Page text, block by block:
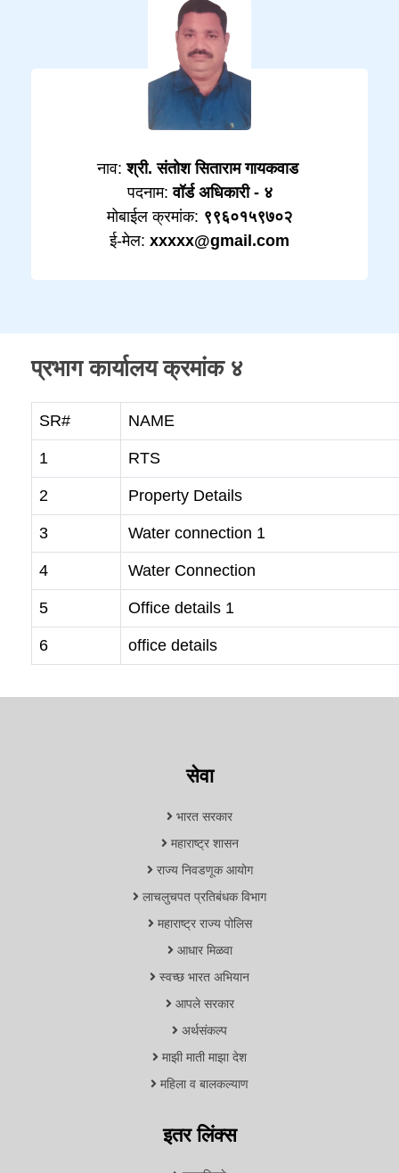
नाव:श्री. संतोश सिताराम गायकवाड
पदनाम:वॉर्ड अधिकारी - ४
मोबाईल क्रमांक: ९९६०१५९७०२
ई-मेल: xxxxx@gmail.com
प्रभाग कार्यालय क्रमांक ४
SR# NAME
1 RTS
2 Property Details
3 Water connection 1
4 Water Connection
5 Office details 1
6 office details
सेवा
भारत सरकार
महाराष्ट्र शासन
राज्य निवडणूक आयोग
लाचलुचपत प्रतिबंधक विभाग
महाराष्ट्र राज्य पोलिस
आधार मिळवा
स्वच्छ भारत अभियान
आपले सरकार
अर्थसंकल्प
माझी माती माझा देश
महिला व बालकल्याण
इतर लिंक्स